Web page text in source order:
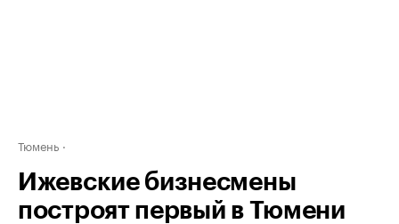
Тюмень
Ижевские бизнесмены
построят первый в Тюмени